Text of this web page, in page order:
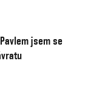
jsem se